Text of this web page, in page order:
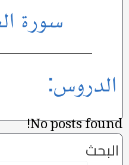
سورة
الدروس:
No posts found!
البحث